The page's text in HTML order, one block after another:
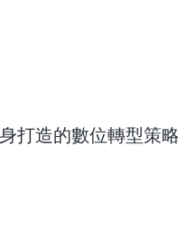
打造的數位轉型策